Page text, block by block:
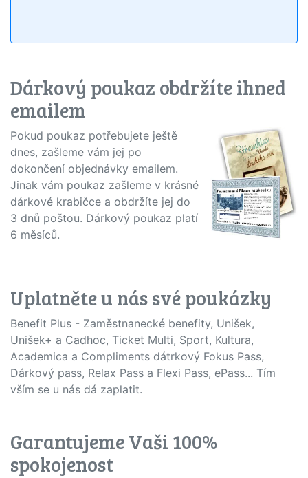
Dárkový poukaz obdržíte ihned
emailem
Pokud poukaz potřebujete ještě
dnes, zašleme vám jej po
dokončení objednávky emailem.
Jinak vám poukaz zašleme v krásné
dárkové krabičce a obdržíte jej do
3 dnů poštou. Dárkový poukaz platí
6 měsíců.
Uplatněte u nás své poukázky
Benefit Plus - Zaměstnanecké benefity, Unišek,
Unišek+ a Cadhoc, Ticket Multi, Sport, Kultura,
Academica a Compliments dátrkový Fokus Pass,
Dárkový pass, Relax Pass a Flexi Pass, ePass... Tím
vším se u nás dá zaplatit.
Garantujeme Vaši 100%
spokojenost